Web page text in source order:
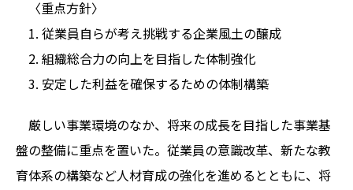
〈重点方針〉
1. 従業員自らが考え挑戦する企業風土の醸成
2. 組織総合力の向上を目指した体制強化
3. 安定した利益を確保するための体制構築
厳しい事業環境のなか、将来の成長を目指した事業基
盤の整備に重点を置いた。従業員の意識改革、新たな教
育体系の構築など人材育成の強化を進めるとともに、将